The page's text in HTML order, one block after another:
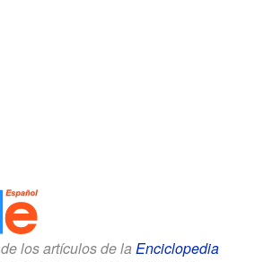
los artículos de la Enciclopedia